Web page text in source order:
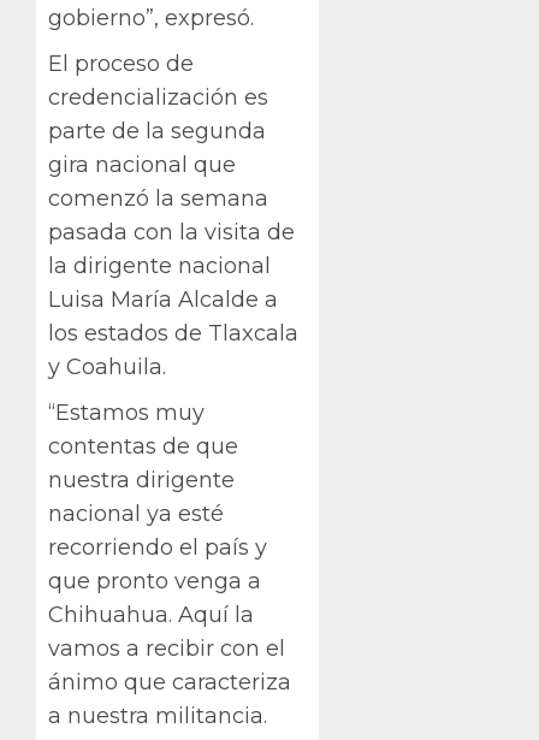
gobierno”, expresó.
El proceso de
credencialización es
parte de la segunda
gira nacional que
comenzó la semana
pasada con la visita de
la dirigente nacional
Luisa María Alcalde a
los estados de Tlaxcala
y Coahuila.
“Estamos muy
contentas de que
nuestra dirigente
nacional ya esté
recorriendo el país y
que pronto venga a
Chihuahua. Aquí la
vamos a recibir con el
ánimo que caracteriza
a nuestra militancia.